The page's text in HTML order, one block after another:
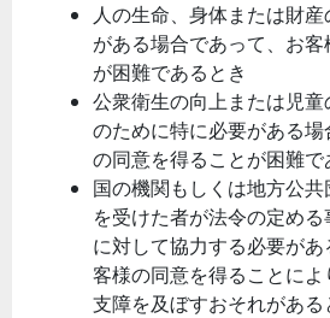
人の生命、身体または財
がある場合であって、お
が困難であるとき
公衆衛生の向上または児
のために特に必要がある
の同意を得ることが困難で
国の機関もしくは地方公
を受けた者が法令の定め
に対して協力する必要が
客様の同意を得ることに
支障を及ぼすおそれがある